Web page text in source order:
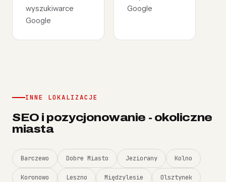
wyszukiwarce
Google
Google
INNE LOKALIZACJE
SEO i pozycjonowanie - okoliczne
miasta
Barczewo Dobre Miasto Jeziorany Kolno
Koronowo Leszno Międzylesie Olsztynek